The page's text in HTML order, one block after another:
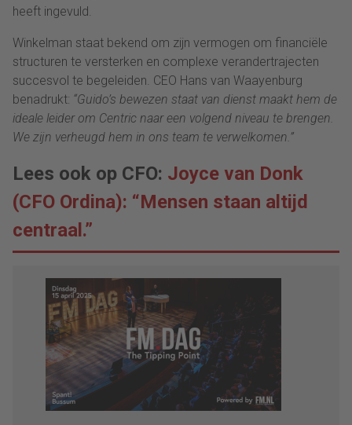
heeft ingevuld.
Winkelman staat bekend om zijn vermogen om financiële
structuren te versterken en complexe verandertrajecten
succesvol te begeleiden. CEO Hans van Waayenburg
benadrukt: “Guido’s bewezen staat van dienst maakt hem de
ideale leider om Centric naar een volgend niveau te brengen.
We zijn verheugd hem in ons team te verwelkomen.”
Lees ook op CFO: Joyce van Donk
(CFO Ordina): “Mensen staan altijd
centraal.”